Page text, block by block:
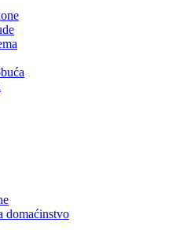
domaćinstvo